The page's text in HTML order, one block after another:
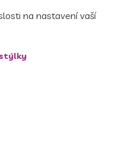
na nastavení vaší